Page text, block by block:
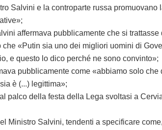
e la controparte russa promuovano
pubblicamente che si trattasse
«Putin sia uno dei migliori uomini di
e questo lo dico perché ne sono convinto»;
come «abbiamo solo che
è (...) legittima»;
della festa della Lega svoltasi a
Salvini, tendenti a specificare come,